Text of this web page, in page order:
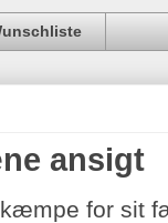
ansigt
for sit